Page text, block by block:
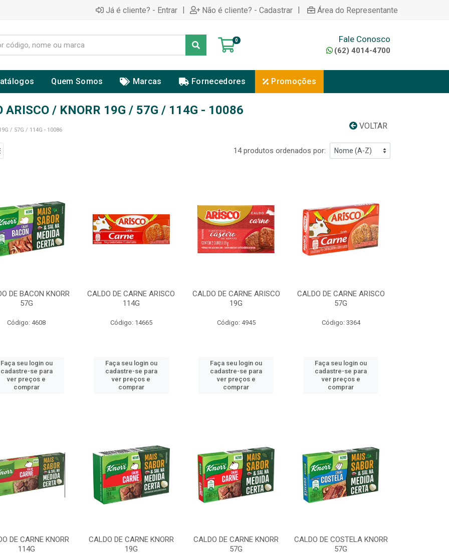
Já é cliente? - Entrar | Não é cliente? - Cadastrar | Área do Representante
0 Fale Conosco
(62) 4014-4700
Quem Somos Marcas Fornecedores Promoções
ARISCO / KNORR 19G / 57G / 114G - 10086
VOLTAR
/ 57G / 114G - 10086
14 produtos ordenados por:
DE BACON KNORR
57G
Código: 4608
Faça seu login ou
cadastre-se para
ver preços e
comprar
CALDO DE CARNE ARISCO
114G
Código: 14665
Faça seu login ou
cadastre-se para
ver preços e
comprar
CALDO DE CARNE ARISCO
19G
Código: 4945
Faça seu login ou
cadastre-se para
ver preços e
comprar
CALDO DE CARNE ARISCO
57G
Código: 3364
Faça seu login ou
cadastre-se para
ver preços e
comprar
DE CARNE KNORR
114G
CALDO DE CARNE KNORR
19G
CALDO DE CARNE KNORR
57G
CALDO DE COSTELA KNORR
57G